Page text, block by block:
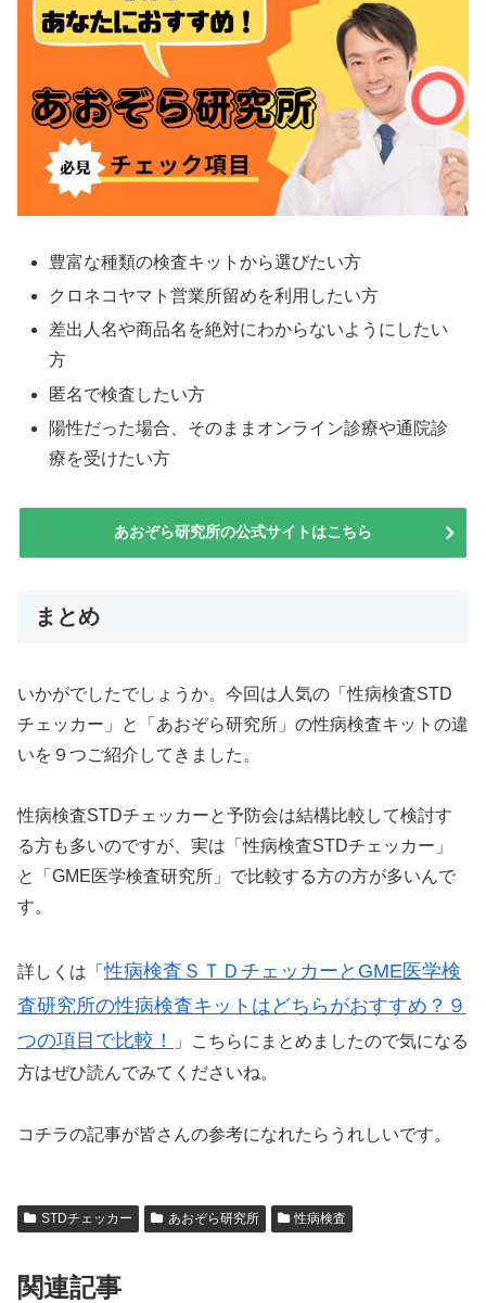
豊富な種類の検査キットから選びたい方
クロネコヤマト営業所留めを利用したい方
差出人名や商品名を絶対にわからないようにしたい
方
匿名で検査したい方
陽性だった場合、そのままオンライン診療や通院診
療を受けたい方
あおぞら研究所の公式サイトはこちら
まとめ
いかがでしたでしょうか。今回は人気の「性病検査STD
チェッカー」と「あおぞら研究所」の性病検査キットの違
いを９つご紹介してきました。
性病検査STDチェッカーと予防会は結構比較して検討す
る方も多いのですが、実は「性病検査STDチェッカー」
と「GME医学検査研究所」で比較する方の方が多いんで
す。
詳しくは「性病検査ＳＴＤチェッカーとGME医学検
査研究所の性病検査キットはどちらがおすすめ？９
つの項目で比較！
」こちらにまとめましたので気になる
方はぜひ読んでみてくださいね。
コチラの記事が皆さんの参考になれたらうれしいです。
STDチェッカー あおぞら研究所 性病検査
関連記事